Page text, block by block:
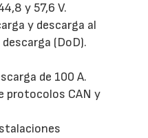
y 57,6 V.
y descarga al
(DoD).
de 100 A.
protocolos CAN y